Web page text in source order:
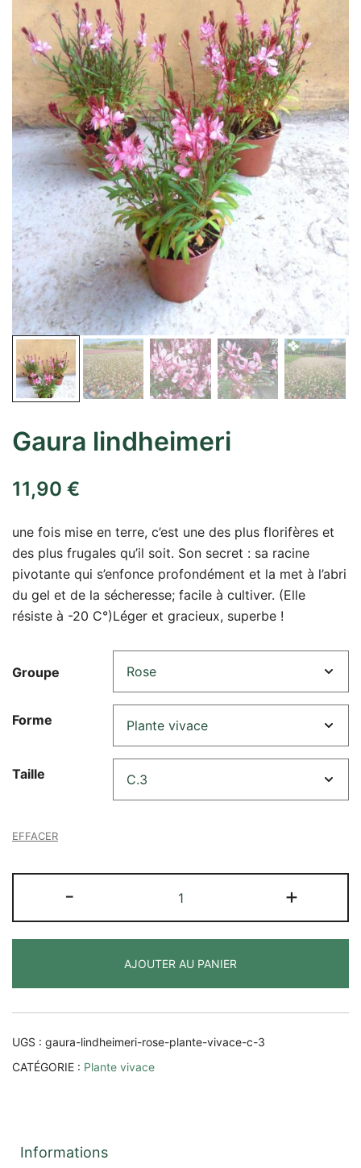
Gaura lindheimeri
11,90 €
une fois mise en terre, c’est une des plus florifères et
des plus frugales qu’il soit. Son secret : sa racine
pivotante qui s’enfonce profondément et la met à l’abri
du gel et de la sécheresse; facile à cultiver. (Elle
résiste à -20 C°)Léger et gracieux, superbe !
Groupe
Forme
Taille
EFFACER
-
de
Gaura
+
AJOUTER AU PANIER
UGS : gaura-lindheimeri-rose-plante-vivace-c-3
CATÉGORIE : Plante vivace
Informations